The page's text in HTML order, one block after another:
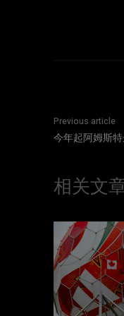
Previous article
今年起阿姆斯
相关文